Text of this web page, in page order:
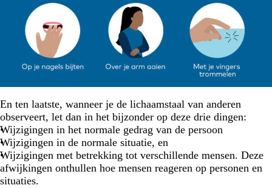
En ten laatste, wanneer je de lichaamstaal van anderen
observeert, let dan in het bijzonder op deze drie dingen:
Wijzigingen in het normale gedrag van de persoon
Wijzigingen in de normale situatie, en
Wijzigingen met betrekking tot verschillende mensen. Deze
afwijkingen onthullen hoe mensen reageren op personen en
situaties.